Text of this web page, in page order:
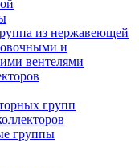
из нержавеющей
и
вентелями
групп
группы